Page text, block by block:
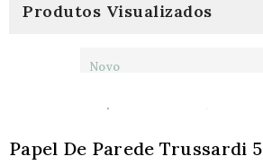
Produtos Visualizados
Novo
Papel De Parede Trussardi 5